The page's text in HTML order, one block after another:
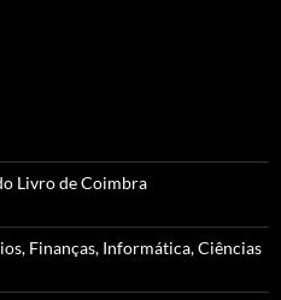
Livro de Coimbra
Finanças, Informática, Ciências